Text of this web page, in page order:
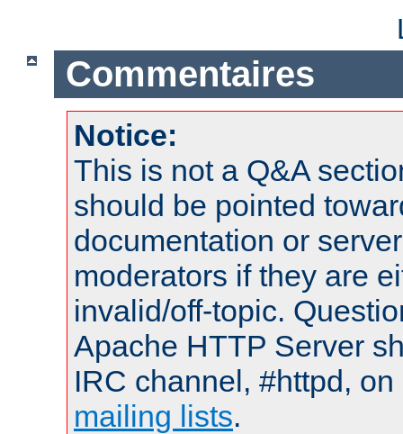
Commentaires
Notice:
This is not a Q&A
should be pointed
documentation or
moderators if they are
invalid/off-topic.
Apache HTTP Server
IRC channel, #httpd,
mailing lists.